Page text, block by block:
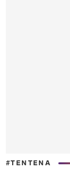
#TENTENA